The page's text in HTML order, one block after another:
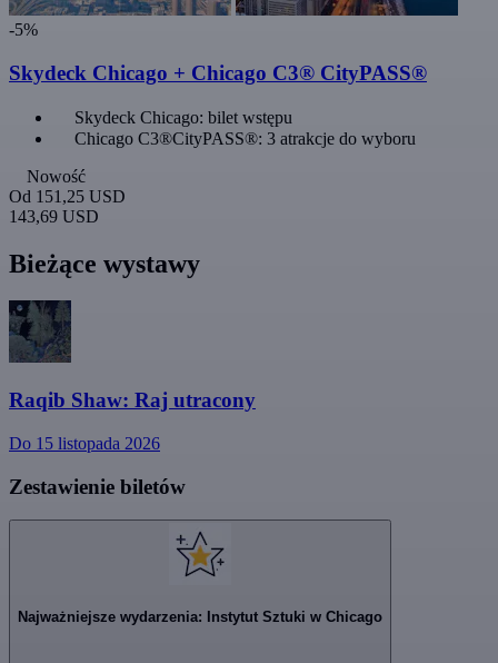
-5%
Skydeck Chicago + Chicago C3® CityPASS®
Skydeck Chicago: bilet wstępu
Chicago C3®CityPASS®: 3 atrakcje do wyboru
Nowość
Od 151,25 USD
143,69 USD
Bieżące wystawy
Raqib Shaw: Raj utracony
Do 15 listopada 2026
Zestawienie biletów
Najważniejsze wydarzenia: Instytut Sztuki w Chicago